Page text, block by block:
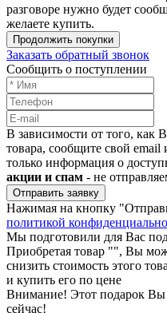
разговоре нужно будет
желаете купить.
Продолжить покупки
Заказать обратный звонок
Сообщить о поступлении
В зависимости от того, как
товара, сообщите свой
только информация о
акции и спам - не
Отправить заявку
Нажимая на кнопку
политикой
Мы подготовили для Вас
Приобретая товар "", Вы
снизить стоимость этого
и купить его по цене
Внимание! Этот подарок Вы
сейчас!